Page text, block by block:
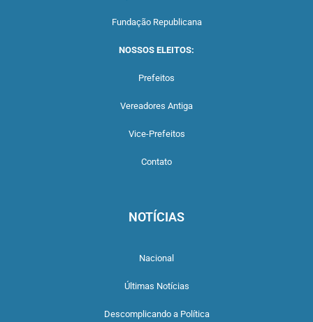
Fundação Republicana
NOSSOS ELEITOS:
Prefeitos
Vereadores Antiga
Vice-Prefeitos
Contato
NOTÍCIAS
Nacional
Últimas Notícias
Descomplicando a Política